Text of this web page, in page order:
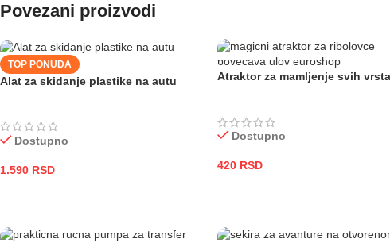
Povezani proizvodi
TOP PONUDA
Alat za skidanje plastike na autu
Dostupno
1.590 RSD
Atraktor za mamljenje svih
Dostupno
420 RSD